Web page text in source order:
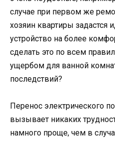
случае при первом же
хозяин квартиры задастся
устройство на более
сделать это по всем
ущербом для ванной
последствий?
Перенос электрического
вызывает никаких
намного проще, чем в